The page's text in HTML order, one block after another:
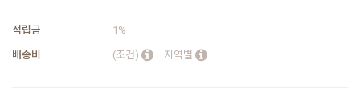
적립금
1%
배송비
(조건) 지역별